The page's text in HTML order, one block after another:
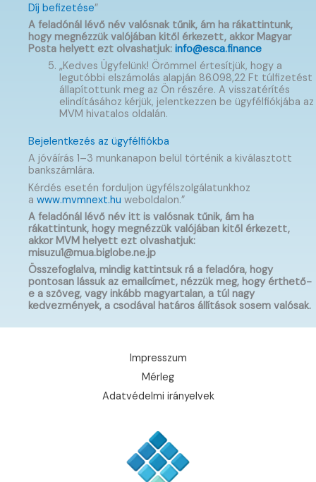
Díj befizetése”
A feladónál lévő név valósnak tűnik, ám ha rákattintunk,
hogy megnézzük valójában kitől érkezett, akkor Magyar
Posta helyett ezt olvashatjuk: info@esca.finance
„Kedves Ügyfelünk! Örömmel értesítjük, hogy a
legutóbbi elszámolás alapján 86.098,22 Ft túlfizetést
állapítottunk meg az Ön részére. A visszatérítés
elindításához kérjük, jelentkezzen be ügyfélfiókjába az
MVM hivatalos oldalán.
Bejelentkezés az ügyfélfiókba
A jóváírás 1–3 munkanapon belül történik a kiválasztott
bankszámlára.
Kérdés esetén forduljon ügyfélszolgálatunkhoz
a www.mvmnext.hu weboldalon.”
A feladónál lévő név itt is valósnak tűnik, ám ha
rákattintunk, hogy megnézzük valójában kitől érkezett,
akkor MVM helyett ezt olvashatjuk:
misuzu1@mua.biglobe.ne.jp
Összefoglalva, mindig kattintsuk rá a feladóra, hogy
pontosan lássuk az emailcímet, nézzük meg, hogy érthető-
e a szöveg, vagy inkább magyartalan, a túl nagy
kedvezmények, a csodával határos állítások sosem valósak.
Impresszum
Mérleg
Adatvédelmi irányelvek